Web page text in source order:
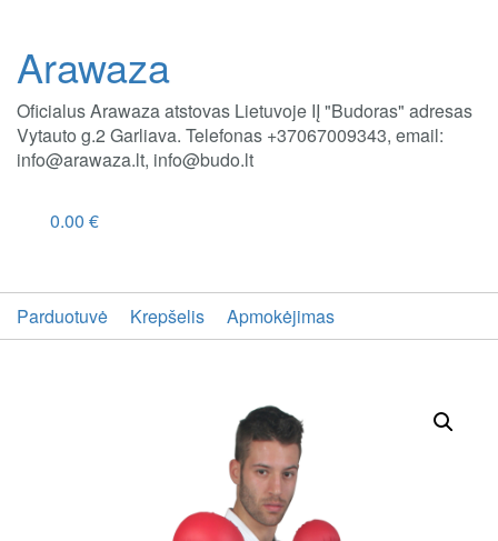
Arawaza
Oficialus Arawaza atstovas Lietuvoje IĮ "Budoras" adresas
Vytauto g.2 Garliava. Telefonas +37067009343, email:
info@arawaza.lt, info@budo.lt
0.00 €
Parduotuvė Krepšelis Apmokėjimas